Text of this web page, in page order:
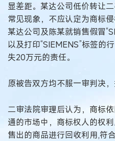
显差距。某达公司低价转让
常见现象，不应认定为商标
某达公司及陈某就销售假冒
以及打印“SIEMENS”标签的
失20万元的责任。
原被告双方均不服一审判决，
二审法院审理后认为，商标
通的市场中，商标权人的权
售出的商品进行回收利用,符